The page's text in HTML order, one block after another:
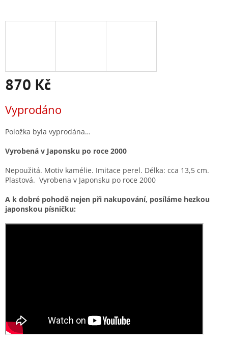
870 Kč
cena:
Vyprodáno
Položka byla vyprodána…
Vyrobená v Japonsku po roce 2000
Nepoužitá. Motiv kamélie. Imitace perel. Délka: cca 13,5 cm.
Plastová. Vyrobena v Japonsku po roce 2000
A k dobré pohodě nejen při nakupování, posíláme hezkou
japonskou písničku: